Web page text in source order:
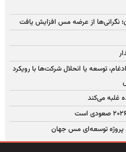
از عرضه مس افزایش یافت
توسعه یا انحلال شرکت‌ها با رویکرد
غلبه می‌کند